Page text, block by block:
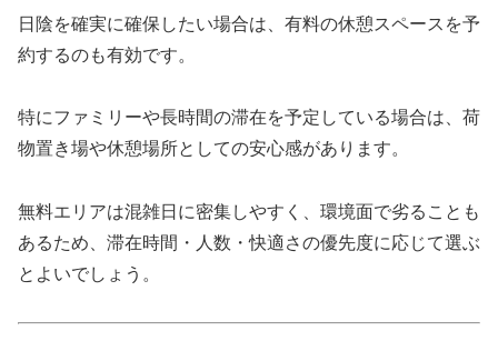
日陰を確実に確保したい場合は、有料の休憩スペースを予
約するのも有効です。
特にファミリーや長時間の滞在を予定している場合は、荷
物置き場や休憩場所としての安心感があります。
無料エリアは混雑日に密集しやすく、環境面で劣ることも
あるため、滞在時間・人数・快適さの優先度に応じて選ぶ
とよいでしょう。